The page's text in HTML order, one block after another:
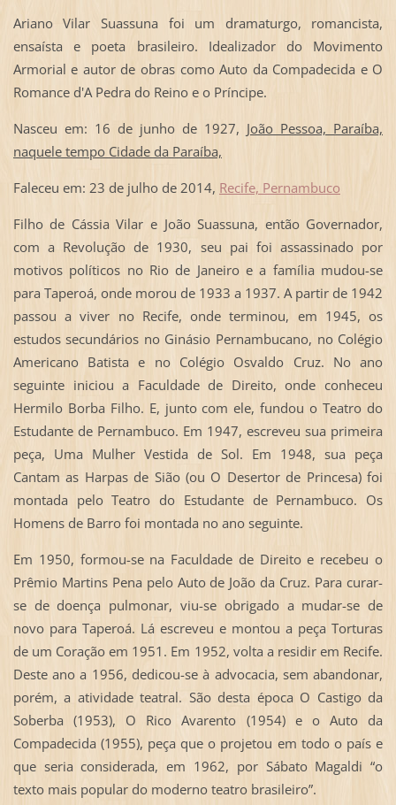
Ariano Vilar Suassuna foi um dramaturgo, romancista,
ensaísta e poeta brasileiro. Idealizador do Movimento
Armorial e autor de obras como Auto da Compadecida e O
Romance d'A Pedra do Reino e o Príncipe.
Nasceu em: 16 de junho de 1927, João Pessoa, Paraíba,
naquele tempo Cidade da Paraíba,
Faleceu em: 23 de julho de 2014, Recife, Pernambuco
Filho de Cássia Vilar e João Suassuna, então Governador,
com a Revolução de 1930, seu pai foi assassinado por
motivos políticos no Rio de Janeiro e a família mudou-se
para Taperoá, onde morou de 1933 a 1937. A partir de 1942
passou a viver no Recife, onde terminou, em 1945, os
estudos secundários no Ginásio Pernambucano, no Colégio
Americano Batista e no Colégio Osvaldo Cruz. No ano
seguinte iniciou a Faculdade de Direito, onde conheceu
Hermilo Borba Filho. E, junto com ele, fundou o Teatro do
Estudante de Pernambuco. Em 1947, escreveu sua primeira
peça, Uma Mulher Vestida de Sol. Em 1948, sua peça
Cantam as Harpas de Sião (ou O Desertor de Princesa) foi
montada pelo Teatro do Estudante de Pernambuco. Os
Homens de Barro foi montada no ano seguinte.
Em 1950, formou-se na Faculdade de Direito e recebeu o
Prêmio Martins Pena pelo Auto de João da Cruz. Para curar-
se de doença pulmonar, viu-se obrigado a mudar-se de
novo para Taperoá. Lá escreveu e montou a peça Torturas
de um Coração em 1951. Em 1952, volta a residir em Recife.
Deste ano a 1956, dedicou-se à advocacia, sem abandonar,
porém, a atividade teatral. São desta época O Castigo da
Soberba (1953), O Rico Avarento (1954) e o Auto da
Compadecida (1955), peça que o projetou em todo o país e
que seria considerada, em 1962, por Sábato Magaldi “o
texto mais popular do moderno teatro brasileiro”.